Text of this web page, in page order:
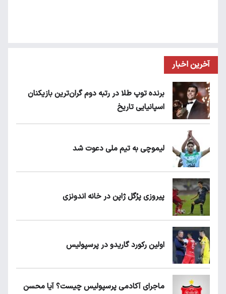
آخرین اخبار
برنده توپ طلا در رتبه دوم گران‌ترین بازیکنان
اسپانیایی تاریخ
لیموچی به تیم ملی دعوت شد
پیروزی پرُگل ژاپن در خانه اندونزی
اولین رکورد گاریدو در پرسپولیس
ماجرای آکادمی پرسپولیس چیست؟ آیا محسن